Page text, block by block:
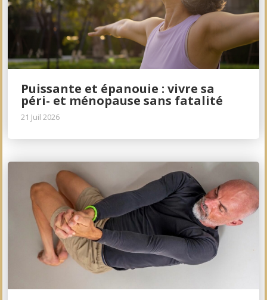
Puissante et épanouie : vivre sa
péri- et ménopause sans fatalité
21 Juil 2026